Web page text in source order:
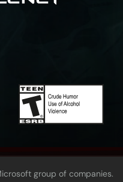
group of companies.